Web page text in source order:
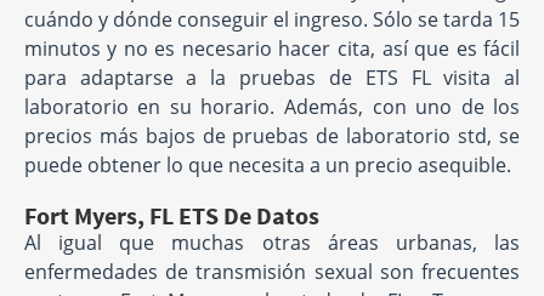
cuándo y dónde conseguir el ingreso. Sólo se tarda 15
minutos y no es necesario hacer cita, así que es fácil
para adaptarse a la pruebas de ETS FL visita al
laboratorio en su horario. Además, con uno de los
precios más bajos de pruebas de laboratorio std, se
puede obtener lo que necesita a un precio asequible.
Fort Myers, FL ETS De Datos
Al igual que muchas otras áreas urbanas, las
enfermedades de transmisión sexual son frecuentes